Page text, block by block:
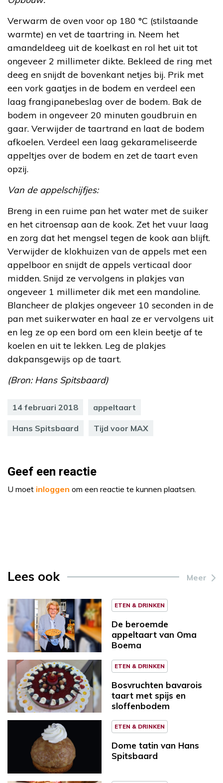
Verwarm de oven voor op 180 °C (stilstaande
warmte) en vet de taartring in. Neem het
amandeldeeg uit de koelkast en rol het uit tot
ongeveer 2 millimeter dikte. Bekleed de ring met
deeg en snijdt de bovenkant netjes bij. Prik met
een vork gaatjes in de bodem en verdeel een
laag frangipanebeslag over de bodem. Bak de
bodem in ongeveer 20 minuten goudbruin en
gaar. Verwijder de taartrand en laat de bodem
afkoelen. Verdeel een laag gekarameliseerde
appeltjes over de bodem en zet de taart even
opzij.
Van de appelschijfjes:
Breng in een ruime pan het water met de suiker
en het citroensap aan de kook. Zet het vuur laag
en zorg dat het mengsel tegen de kook aan blijft.
Verwijder de klokhuizen van de appels met een
appelboor en snijdt de appels verticaal door
midden. Snijd ze vervolgens in plakjes van
ongeveer 1 millimeter dik met een mandoline.
Blancheer de plakjes ongeveer 10 seconden in de
pan met suikerwater en haal ze er vervolgens uit
en leg ze op een bord om een klein beetje af te
koelen en uit te lekken. Leg de plakjes
dakpansgewijs op de taart.
(Bron: Hans Spitsbaard)
14 februari 2018 appeltaart
Hans Spitsbaard Tijd voor MAX
Geef een reactie
U moet inloggen om een reactie te kunnen plaatsen.
Lees ook Meer
ETEN & DRINKEN
De beroemde
appeltaart van Oma
Boema
ETEN & DRINKEN
Bosvruchten bavarois
taart met spijs en
sloffenbodem
ETEN & DRINKEN
Dome tatin van Hans
Spitsbaard